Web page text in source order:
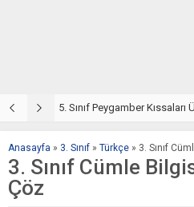
5. Sınıf Peygamber
Anasayfa » 3. Sınıf » Türkçe » 3. Sınıf
3. Sınıf Cümle
Çöz